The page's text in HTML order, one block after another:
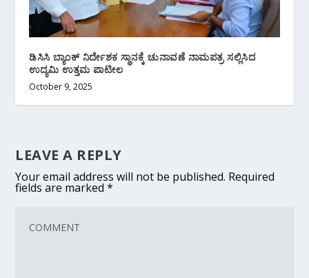
ಡಿಸಿಸಿ ಬ್ಯಾಂಕ್ ನಿರ್ದೇಶಕ ಸ್ಥಾನಕ್ಕೆ ಚುನಾವಣೆ ನಾಮಪತ್ರ ಸಲ್ಲಿಸಿದ
ಉದ್ಯಮಿ ಉತ್ತಮ ಪಾಟೀಲ
October 9, 2025
LEAVE A REPLY
Your email address will not be published. Required
fields are marked*